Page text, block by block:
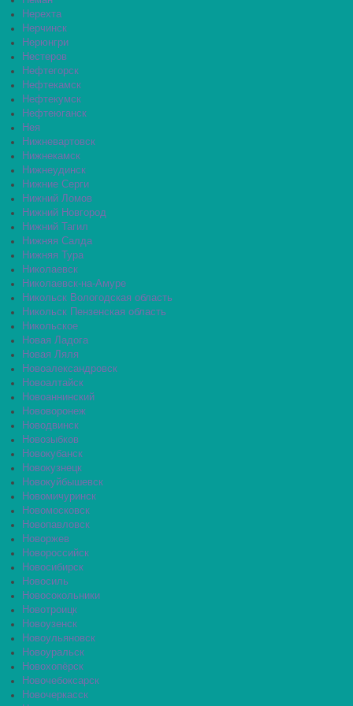
Нерехта
Нерчинск
Нерюнгри
Нестеров
Нефтегорск
Нефтекамск
Нефтекумск
Нефтеюганск
Нея
Нижневартовск
Нижнекамск
Нижнеудинск
Нижние Серги
Нижний Ломов
Нижний Новгород
Нижний Тагил
Нижняя Салда
Нижняя Тура
Николаевск
Николаевск-на-Амуре
Никольск Вологодская область
Никольск Пензенская область
Никольское
Новая Ладога
Новая Ляля
Новоалександровск
Новоалтайск
Новоаннинский
Нововоронеж
Новодвинск
Новозыбков
Новокубанск
Новокузнецк
Новокуйбышевск
Новомичуринск
Новомосковск
Новопавловск
Новоржев
Новороссийск
Новосибирск
Новосиль
Новосокольники
Новотроицк
Новоузенск
Новоульяновск
Новоуральск
Новохопёрск
Новочебоксарск
Новочеркасск